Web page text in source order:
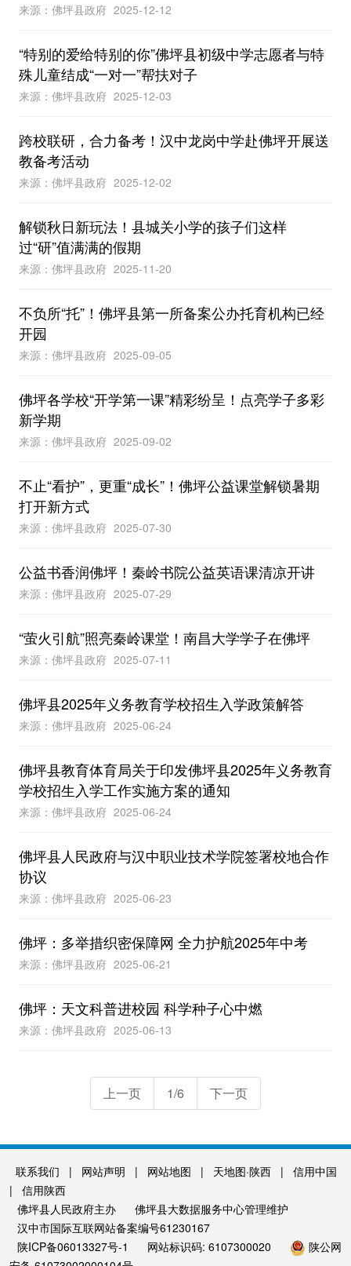
来源：佛坪县政府 2025-12-12
“特别的爱给特别的你”佛坪县初级中学志愿者与特
殊儿童结成“一对一”帮扶对子
来源：佛坪县政府 2025-12-03
跨校联研，合力备考！汉中龙岗中学赴佛坪开展送
教备考活动
来源：佛坪县政府 2025-12-02
解锁秋日新玩法！县城关小学的孩子们这样
过“研”值满满的假期
来源：佛坪县政府 2025-11-20
不负所“托”！佛坪县第一所备案公办托育机构已经
开园
来源：佛坪县政府 2025-09-05
佛坪各学校“开学第一课”精彩纷呈！点亮学子多彩
新学期
来源：佛坪县政府 2025-09-02
不止“看护”，更重“成长”！佛坪公益课堂解锁暑期
打开新方式
来源：佛坪县政府 2025-07-30
公益书香润佛坪！秦岭书院公益英语课清凉开讲
来源：佛坪县政府 2025-07-29
“萤火引航”照亮秦岭课堂！南昌大学学子在佛坪
来源：佛坪县政府 2025-07-11
佛坪县2025年义务教育学校招生入学政策解答
来源：佛坪县政府 2025-06-24
佛坪县教育体育局关于印发佛坪县2025年义务教育
学校招生入学工作实施方案的通知
来源：佛坪县政府 2025-06-24
佛坪县人民政府与汉中职业技术学院签署校地合作
协议
来源：佛坪县政府 2025-06-23
佛坪：多举措织密保障网 全力护航2025年中考
来源：佛坪县政府 2025-06-21
佛坪：天文科普进校园 科学种子心中燃
来源：佛坪县政府 2025-06-13
上一页 1/6 下一页
联系我们 | 网站声明 | 网站地图 | 天地图·陕西 |
信用中国
|
信用陕西
佛坪县人民政府主办
佛坪县大数据服务中心管理维护
汉中市国际互联网站备案编号61230167
陕ICP备06013327号-1
网站标识码: 6107300020
陕公网